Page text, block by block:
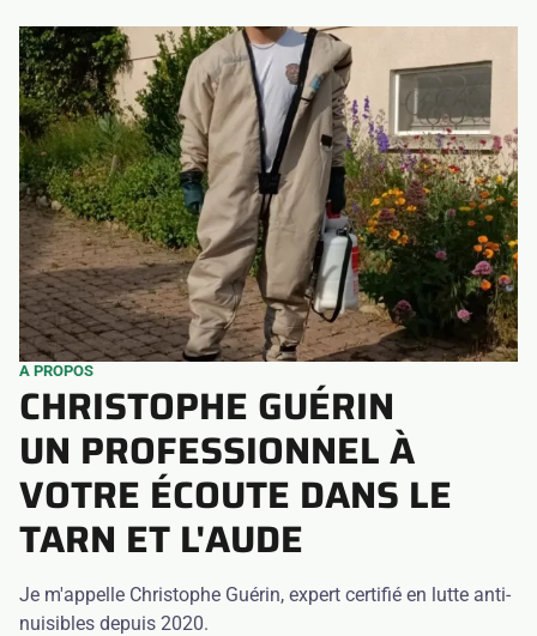
A PROPOS
CHRISTOPHE GUÉRIN
UN PROFESSIONNEL À
VOTRE ÉCOUTE DANS LE
TARN ET L'AUDE
Je m'appelle Christophe Guérin, expert certifié en lutte anti-
nuisibles depuis 2020.